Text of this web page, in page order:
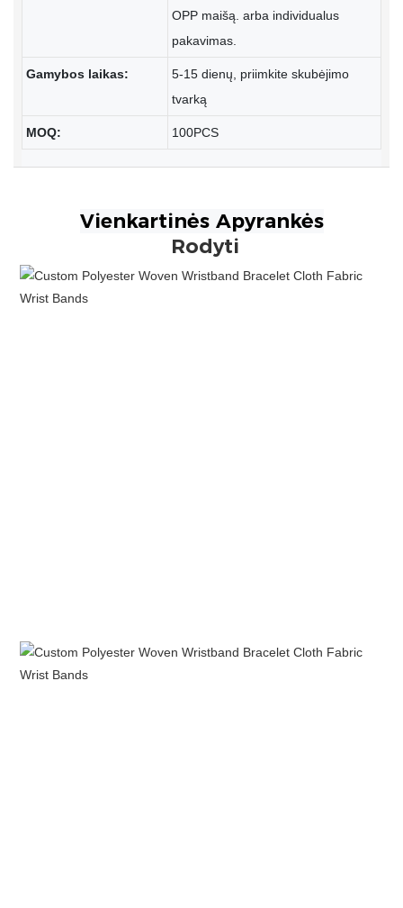
OPP maišą. arba individualus
pakavimas.
Gamybos laikas:
5-15 dienų, priimkite skubėjimo
tvarką
MOQ: 100PCS
Vienkartinės Apyrankės
Rodyti